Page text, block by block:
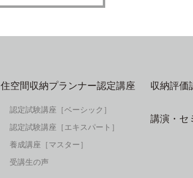
住空間収納プランナー認定講座
認定試験講座［ベーシック］
認定試験講座［エキスパート］
養成講座［マスター］
受講生の声
収納評価
講演・セ